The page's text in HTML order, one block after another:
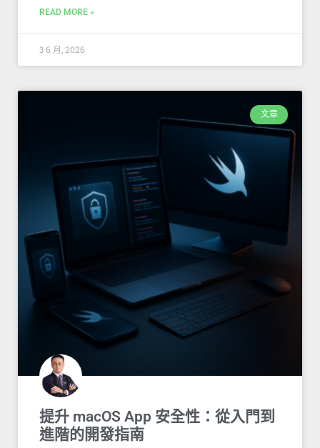
READ MORE »
3 6 月, 2026
文章
提升 macOS App 安全性：從入門到
進階的開發指南